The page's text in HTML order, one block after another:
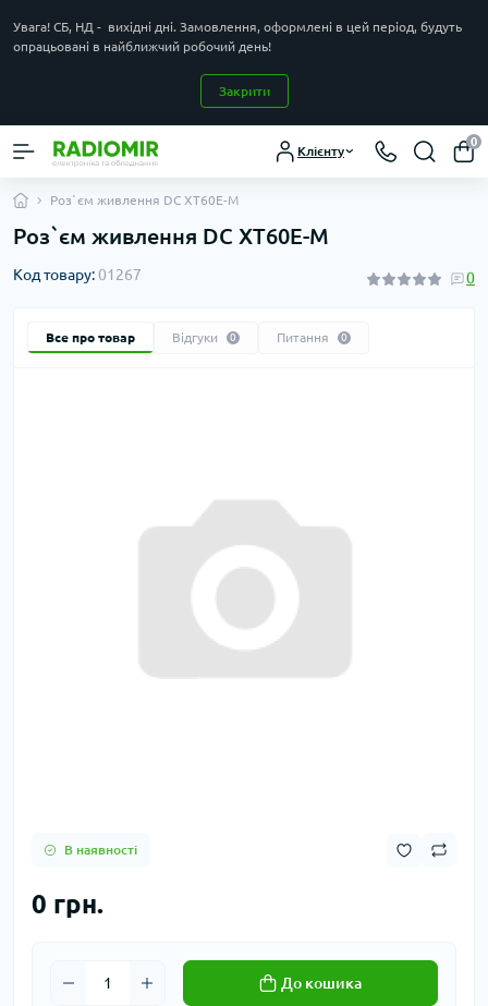
Увага! СБ, НД - вихідні дні. Замовлення, оформлені в цей період, будуть
опрацьовані в найближчий робочий день!
Закрити
Клієнту
0
Роз`єм живлення DC XT60E-M
Роз`єм живлення DC XT60E-M
Код товару:01267 0
Все про товар Відгуки 0 Питання 0
В наявності
0 грн.
До кошика